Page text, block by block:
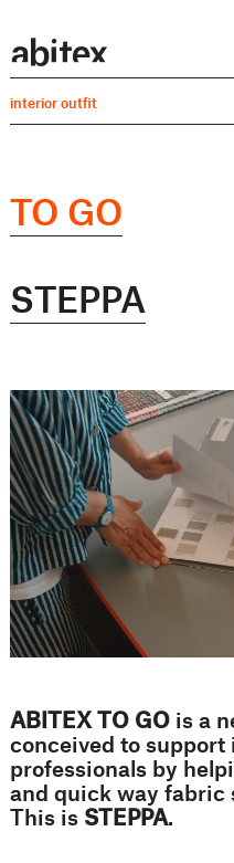
interior outfit
TO GO
STEPPA
ABITEX TO GOis a
conceived to
professionals by
and quick way fabric
This is STEPPA.